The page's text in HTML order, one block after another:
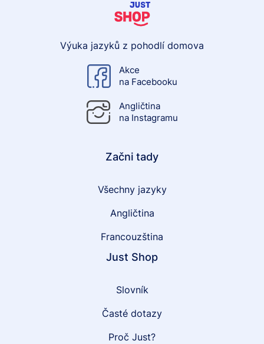
Výuka jazyků z pohodlí domova
Akce
na Facebooku
Angličtina
na Instagramu
Začni tady
Všechny jazyky
Angličtina
Francouzština
Just Shop
Slovník
Časté dotazy
Proč Just?